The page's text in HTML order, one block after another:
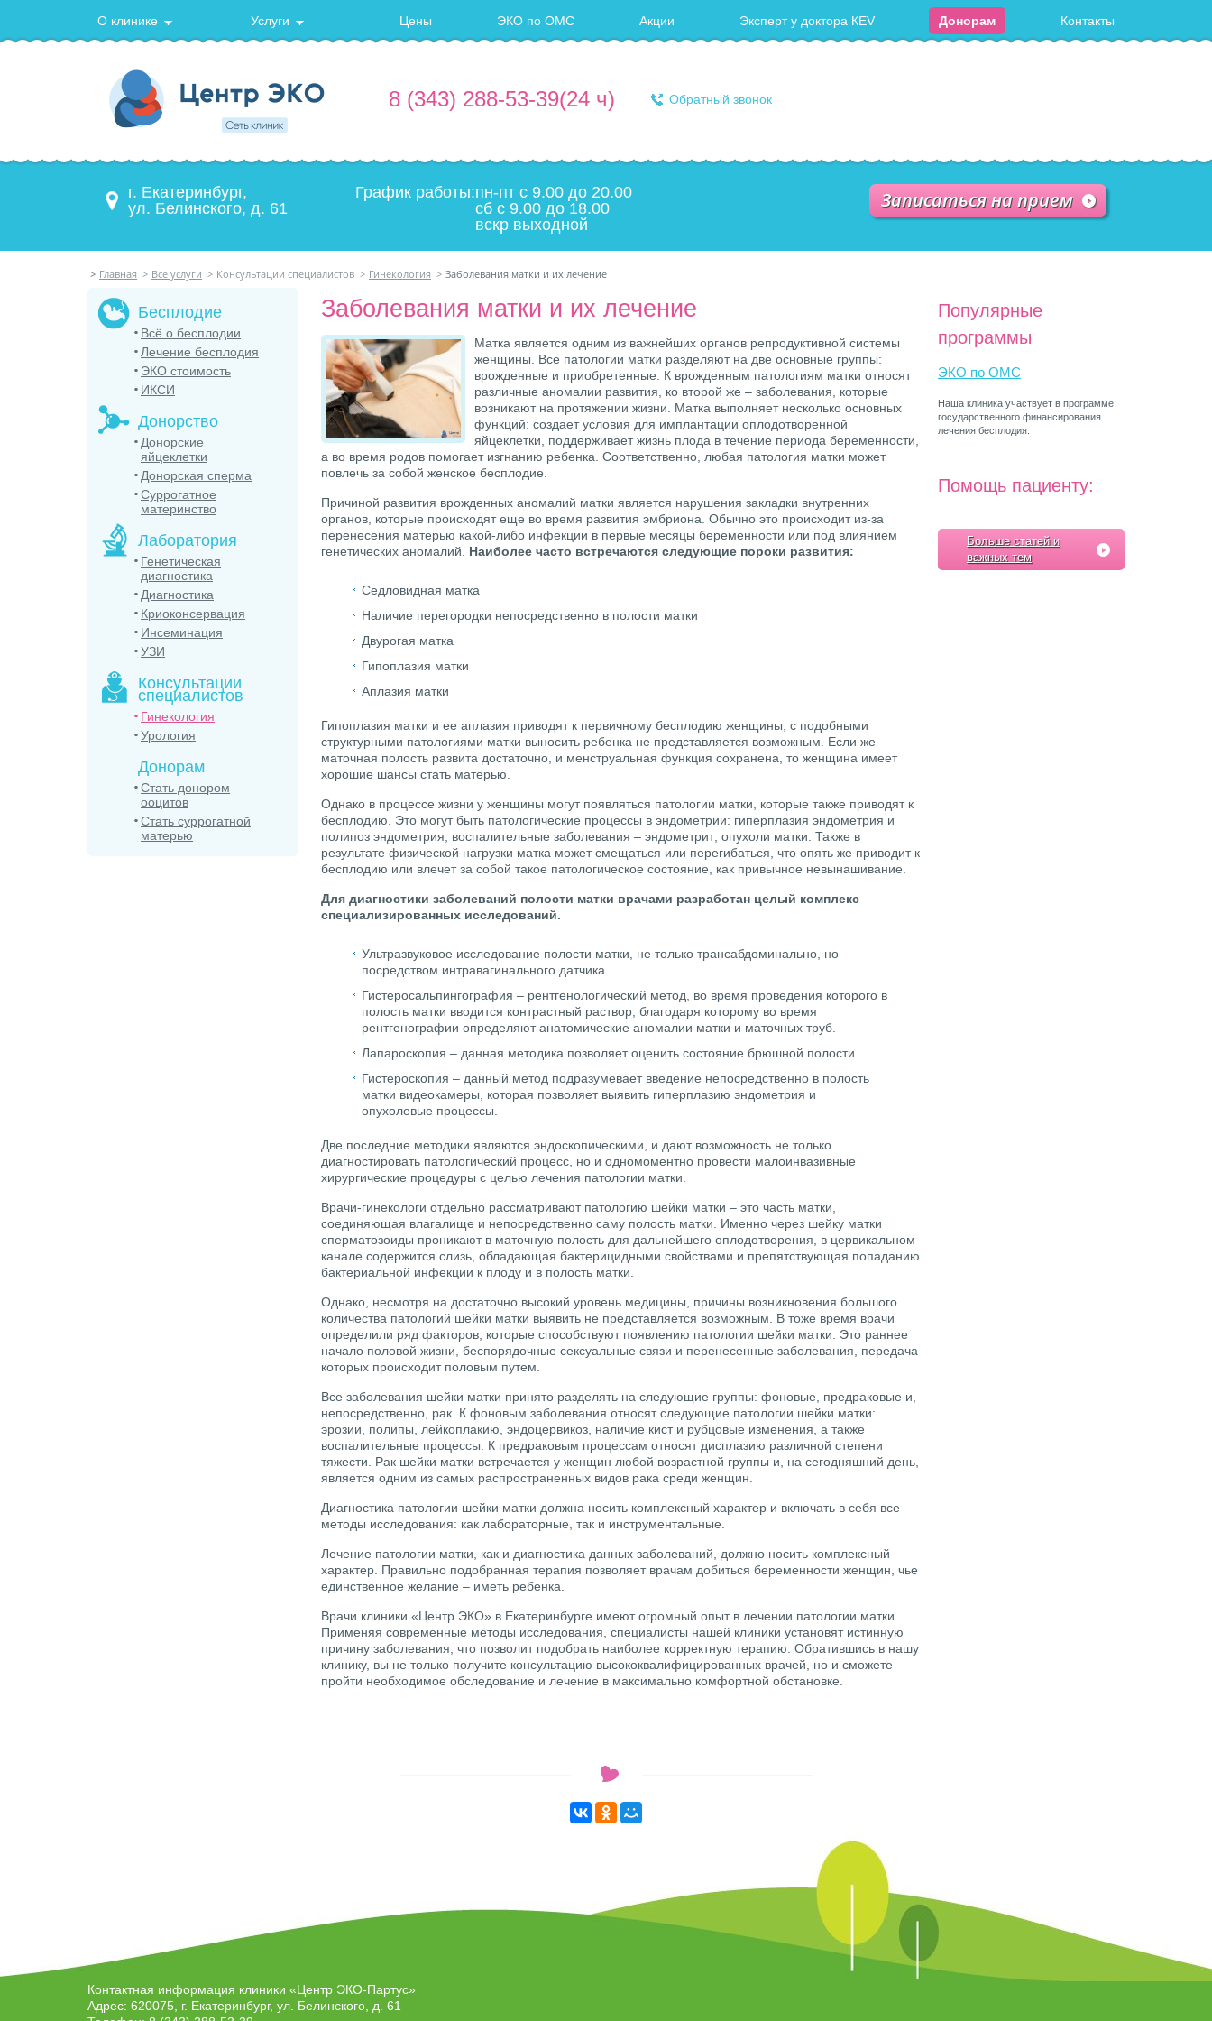
О клинике Услуги Цены ЭКО по ОМС Акции Эксперт у доктора КЕV Донорам Контакты
8 (343) 288-53-39(24 ч) Обратный звонок
г. Екатеринбург,
ул. Белинского, д. 61
График работы:пн-пт с 9.00 до 20.00
сб с 9.00 до 18.00
вскр выходной
Записаться на прием
> Главная > Все услуги > Консультации специалистов > Гинекология > Заболевания матки и их лечение
Бесплодие
Всё о бесплодии
Лечение бесплодия
ЭКО стоимость
ИКСИ
Донорство
Донорские
яйцеклетки
Донорская сперма
Суррогатное
материнство
Лаборатория
Генетическая
диагностика
Диагностика
Криоконсервация
Инсеминация
УЗИ
Консультации
специалистов
Гинекология
Урология
Донорам
Стать донором
ооцитов
Стать суррогатной
матерью
Заболевания матки и их лечение
Матка является одним из важнейших органов репродуктивной системы
женщины. Все патологии матки разделяют на две основные группы:
врожденные и приобретенные. К врожденным патологиям матки относят
различные аномалии развития, ко второй же – заболевания, которые
возникают на протяжении жизни. Матка выполняет несколько основных
функций: создает условия для имплантации оплодотворенной
яйцеклетки, поддерживает жизнь плода в течение периода беременности,
а во время родов помогает изгнанию ребенка. Соответственно, любая патология матки может
повлечь за собой женское бесплодие.
Причиной развития врожденных аномалий матки является нарушения закладки внутренних
органов, которые происходят еще во время развития эмбриона. Обычно это происходит из-за
перенесения матерью какой-либо инфекции в первые месяцы беременности или под влиянием
генетических аномалий. Наиболее часто встречаются следующие пороки развития:
Седловидная матка
Наличие перегородки непосредственно в полости матки
Двурогая матка
Гипоплазия матки
Аплазия матки
Гипоплазия матки и ее аплазия приводят к первичному бесплодию женщины, с подобными
структурными патологиями матки выносить ребенка не представляется возможным. Если же
маточная полость развита достаточно, и менструальная функция сохранена, то женщина имеет
хорошие шансы стать матерью.
Однако в процессе жизни у женщины могут появляться патологии матки, которые также приводят к
бесплодию. Это могут быть патологические процессы в эндометрии: гиперплазия эндометрия и
полипоз эндометрия; воспалительные заболевания – эндометрит; опухоли матки. Также в
результате физической нагрузки матка может смещаться или перегибаться, что опять же приводит к
бесплодию или влечет за собой такое патологическое состояние, как привычное невынашивание.
Для диагностики заболеваний полости матки врачами разработан целый комплекс
специализированных исследований.
Ультразвуковое исследование полости матки, не только трансабдоминально, но
посредством интравагинального датчика.
Гистеросальпингография – рентгенологический метод, во время проведения которого в
полость матки вводится контрастный раствор, благодаря которому во время
рентгенографии определяют анатомические аномалии матки и маточных труб.
Лапароскопия – данная методика позволяет оценить состояние брюшной полости.
Гистероскопия – данный метод подразумевает введение непосредственно в полость
матки видеокамеры, которая позволяет выявить гиперплазию эндометрия и
опухолевые процессы.
Две последние методики являются эндоскопическими, и дают возможность не только
диагностировать патологический процесс, но и одномоментно провести малоинвазивные
хирургические процедуры с целью лечения патологии матки.
Врачи-гинекологи отдельно рассматривают патологию шейки матки – это часть матки,
соединяющая влагалище и непосредственно саму полость матки. Именно через шейку матки
сперматозоиды проникают в маточную полость для дальнейшего оплодотворения, в цервикальном
канале содержится слизь, обладающая бактерицидными свойствами и препятствующая попаданию
бактериальной инфекции к плоду и в полость матки.
Однако, несмотря на достаточно высокий уровень медицины, причины возникновения большого
количества патологий шейки матки выявить не представляется возможным. В тоже время врачи
определили ряд факторов, которые способствуют появлению патологии шейки матки. Это раннее
начало половой жизни, беспорядочные сексуальные связи и перенесенные заболевания, передача
которых происходит половым путем.
Все заболевания шейки матки принято разделять на следующие группы: фоновые, предраковые и,
непосредственно, рак. К фоновым заболевания относят следующие патологии шейки матки:
эрозии, полипы, лейкоплакию, эндоцервикоз, наличие кист и рубцовые изменения, а также
воспалительные процессы. К предраковым процессам относят дисплазию различной степени
тяжести. Рак шейки матки встречается у женщин любой возрастной группы и, на сегодняшний день,
является одним из самых распространенных видов рака среди женщин.
Диагностика патологии шейки матки должна носить комплексный характер и включать в себя все
методы исследования: как лабораторные, так и инструментальные.
Лечение патологии матки, как и диагностика данных заболеваний, должно носить комплексный
характер. Правильно подобранная терапия позволяет врачам добиться беременности женщин, чье
единственное желание – иметь ребенка.
Врачи клиники «Центр ЭКО» в Екатеринбурге имеют огромный опыт в лечении патологии матки.
Применяя современные методы исследования, специалисты нашей клиники установят истинную
причину заболевания, что позволит подобрать наиболее корректную терапию. Обратившись в нашу
клинику, вы не только получите консультацию высококвалифицированных врачей, но и сможете
пройти необходимое обследование и лечение в максимально комфортной обстановке.
Популярные
программы
ЭКО по ОМС
Наша клиника участвует в программе
государственного финансирования
лечения бесплодия.
Помощь пациенту:
Больше статей и
важных тем
Контактная информация клиники «Центр ЭКО-Партус»
Адрес: 620075 , г. Екатеринбург, ул. Белинского, д. 61